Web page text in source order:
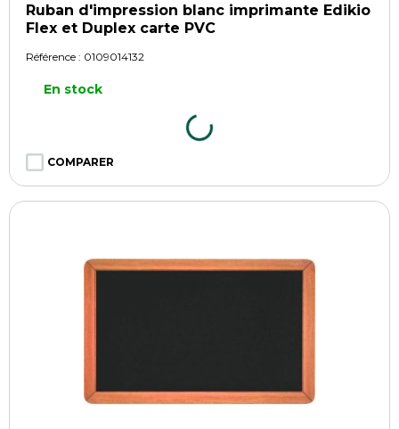
Ruban d'impression blanc imprimante Edikio
Flex et Duplex carte PVC
Référence : 0109014132
En stock
COMPARER